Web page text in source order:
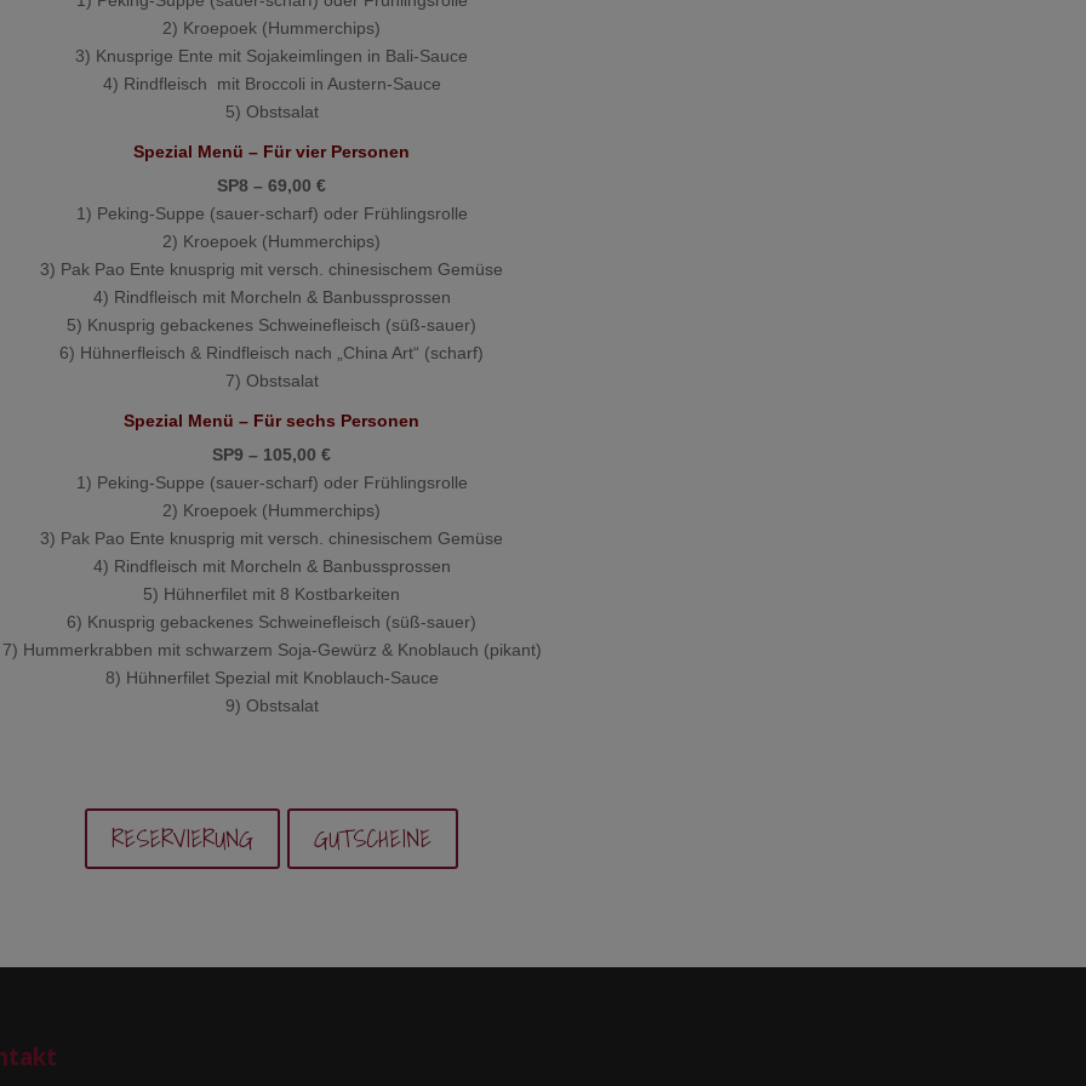
2) Kroepoek (Hummerchips)
3) Knusprige Ente mit Sojakeimlingen in Bali-Sauce
4) Rindfleisch mit Broccoli in Austern-Sauce
5) Obstsalat
Spezial Menü – Für vier Personen
SP8 – 69,00 €
1) Peking-Suppe (sauer-scharf) oder Frühlingsrolle
2) Kroepoek (Hummerchips)
3) Pak Pao Ente knusprig mit versch. chinesischem Gemüse
4) Rindfleisch mit Morcheln & Banbussprossen
5) Knusprig gebackenes Schweinefleisch (süß-sauer)
6) Hühnerfleisch & Rindfleisch nach „China Art“ (scharf)
7) Obstsalat
Spezial Menü – Für sechs Personen
SP9 – 105,00 €
1) Peking-Suppe (sauer-scharf) oder Frühlingsrolle
2) Kroepoek (Hummerchips)
3) Pak Pao Ente knusprig mit versch. chinesischem Gemüse
4) Rindfleisch mit Morcheln & Banbussprossen
5) Hühnerfilet mit 8 Kostbarkeiten
6) Knusprig gebackenes Schweinefleisch (süß-sauer)
7) Hummerkrabben mit schwarzem Soja-Gewürz & Knoblauch (pikant)
8) Hühnerfilet Spezial mit Knoblauch-Sauce
9) Obstsalat
RESERVIERUNG GUTSCHEINE